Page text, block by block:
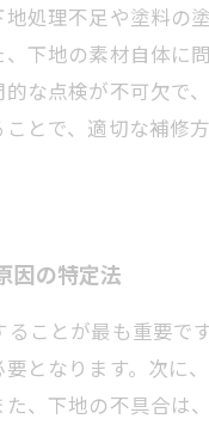
処理不足や塗料
下地の素材自体
な点検が不可欠
とで、適切な補
因の特定法
ことが最も重要
となります。次
、下地の不具合は